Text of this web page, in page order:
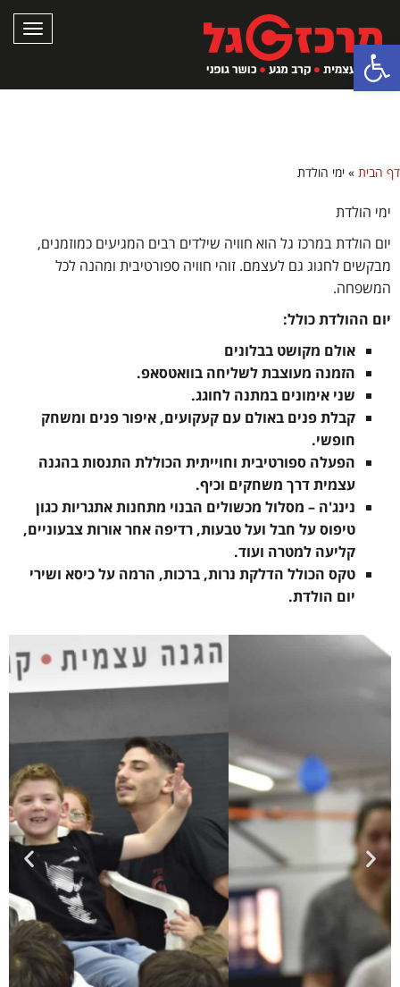
פתח סרגל נגישות
דף הבית » ימי הולדת
ימי הולדת
יום הולדת במרכז גל הוא חוויה שילדים רבים המגיעים כמוזמנים,
מבקשים לחגוג גם לעצמם. זוהי חוויה ספורטיבית ומהנה לכל
המשפחה.
יום ההולדת כולל:
אולם מקושט בבלונים
הזמנה מעוצבת לשליחה בוואטסאפ.
שני אימונים במתנה לחוגג.
קבלת פנים באולם עם קעקועים, איפור פנים ומשחק
חופשי.
הפעלה ספורטיבית וחוייתית הכוללת התנסות בהגנה
עצמית דרך משחקים וכיף.
נינג'ה – מסלול מכשולים הבנוי מתחנות אתגריות כגון
טיפוס על חבל ועל טבעות, רדיפה אחר אורות צבעוניים,
קליעה למטרה ועוד.
טקס הכולל הדלקת נרות, ברכות, הרמה על כיסא ושירי
יום הולדת.